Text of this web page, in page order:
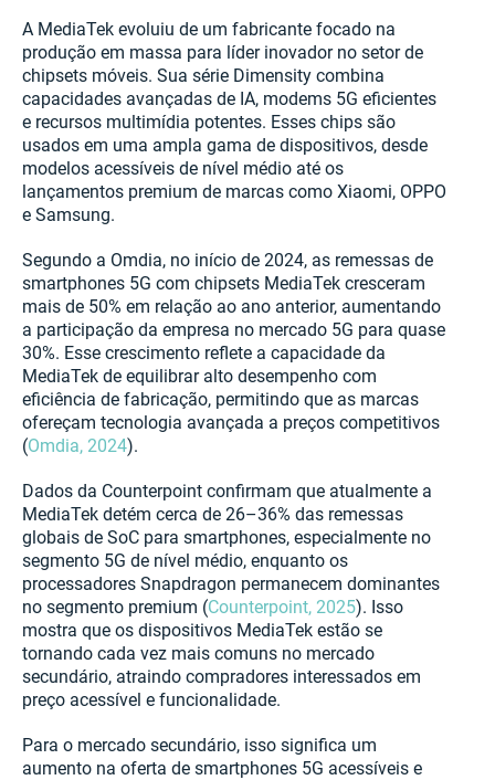
A MediaTek evoluiu de um fabricante focado na
produção em massa para líder inovador no setor de
chipsets móveis. Sua série Dimensity combina
capacidades avançadas de IA, modems 5G eficientes
e recursos multimídia potentes. Esses chips são
usados em uma ampla gama de dispositivos, desde
modelos acessíveis de nível médio até os
lançamentos premium de marcas como Xiaomi, OPPO
e Samsung.
Segundo a Omdia, no início de 2024, as remessas de
smartphones 5G com chipsets MediaTek cresceram
mais de 50% em relação ao ano anterior, aumentando
a participação da empresa no mercado 5G para quase
30%. Esse crescimento reflete a capacidade da
MediaTek de equilibrar alto desempenho com
eficiência de fabricação, permitindo que as marcas
ofereçam tecnologia avançada a preços competitivos
(Omdia, 2024).
Dados da Counterpoint confirmam que atualmente a
MediaTek detém cerca de 26–36% das remessas
globais de SoC para smartphones, especialmente no
segmento 5G de nível médio, enquanto os
processadores Snapdragon permanecem dominantes
no segmento premium (Counterpoint, 2025). Isso
mostra que os dispositivos MediaTek estão se
tornando cada vez mais comuns no mercado
secundário, atraindo compradores interessados em
preço acessível e funcionalidade.
Para o mercado secundário, isso significa um
aumento na oferta de smartphones 5G acessíveis e